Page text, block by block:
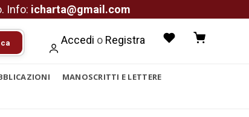
Info: icharta@gmail.com
Accedi o Registra
MANOSCRITTI E LETTERE